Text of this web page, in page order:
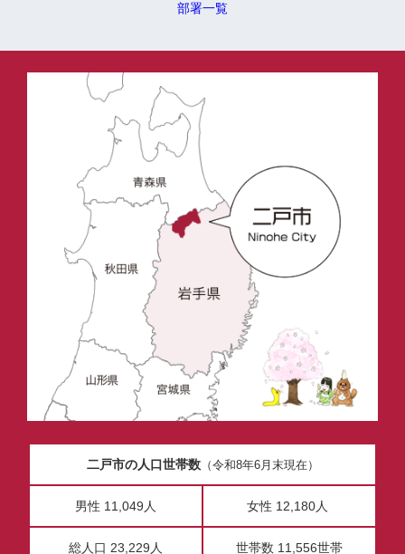
部署一覧
二戸市の人口世帯数（令和8年6月末現在）
男性 11,049人 女性 12,180人
総人口 23,229人 世帯数 11,556世帯